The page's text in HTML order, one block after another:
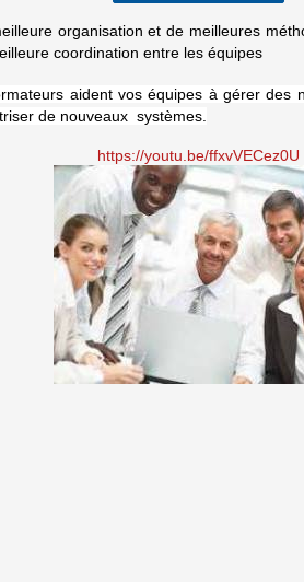
organisation et de meilleures
coordination entre les équipes
aident vos équipes à gérer des
de nouveaux systèmes.
https://youtu.be/ffxvVECez0U